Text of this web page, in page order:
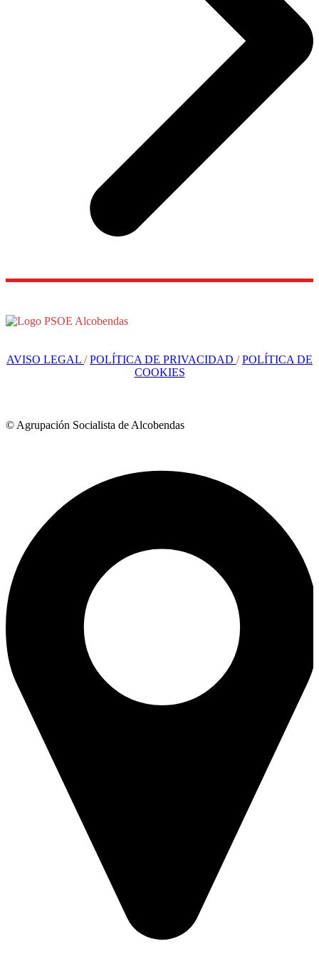
AVISO LEGAL /POLÍTICA DE PRIVACIDAD /POLÍTICA DE
COOKIES
© Agrupación Socialista de Alcobendas